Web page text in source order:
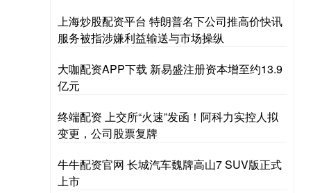
上海炒股配资平台 特朗普名下公司推高价快讯
服务被指涉嫌利益输送与市场操纵
大咖配资APP下载 新易盛注册资本增至约13.9
亿元
终端配资 上交所“火速”发函！阿科力实控人拟
变更，公司股票复牌
牛牛配资官网 长城汽车魏牌高山7 SUV版正式
上市